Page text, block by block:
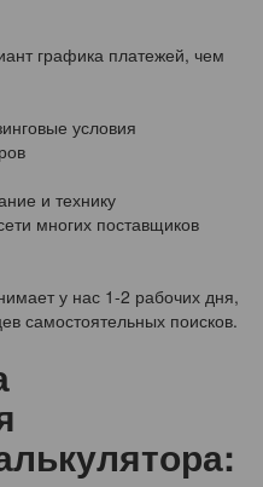
графика платежей, чем
условия
и технику
многих поставщиков
у нас 1-2 рабочих дня,
самостоятельных поисков.